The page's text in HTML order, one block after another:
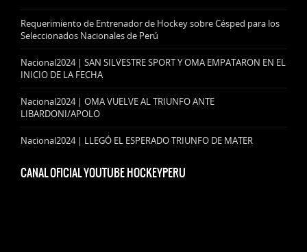
Requerimiento de Entrenador de Hockey sobre Césped para los
Seleccionados Nacionales de Perú
Nacional2024 | SAN SILVESTRE SPORT Y OMA EMPATARON EN EL
INICIO DE LA FECHA
Nacional2024 | OMA VUELVE AL TRIUNFO ANTE
LIBARDONI/APOLO
Nacional2024 | LLEGÓ EL ESPERADO TRIUNFO DE MATER
CANAL OFICIAL YOUTUBE HOCKEYPERU